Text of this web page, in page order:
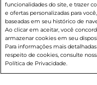
Caso queira comprar
suas compras:
Entrega em casa
© 2026
funcionalidades do site, e trazer
e ofertas personalizadas para você,
baseadas em seu histórico de
Ao clicar em aceitar, você
armazenar cookies em seu
Para informações mais
respeito de cookies, consulte
Política de Privacidade.